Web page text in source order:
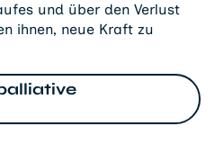
und über den Verlust
ihnen, neue Kraft zu